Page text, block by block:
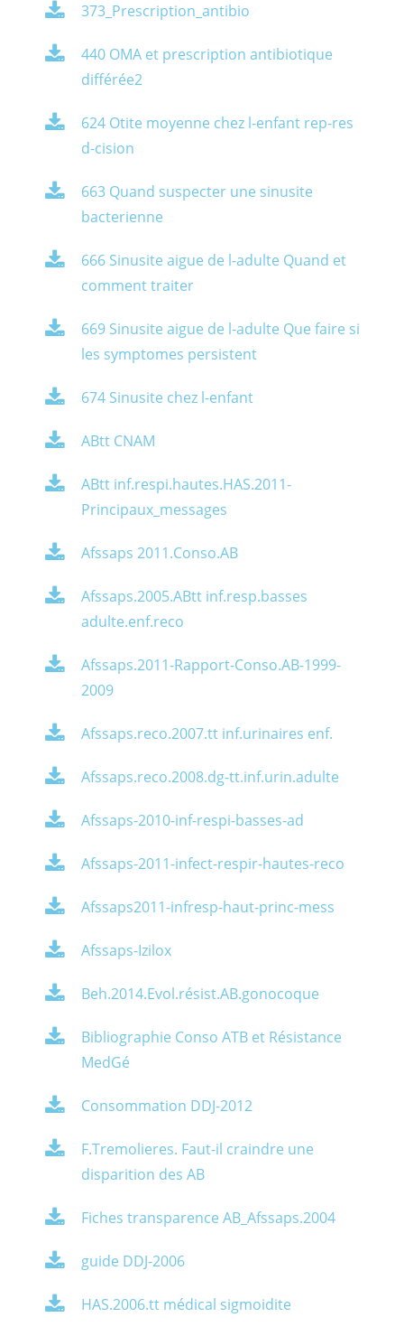
373_Prescription_antibio
440 OMA et prescription antibiotique
différée2
624 Otite moyenne chez l-enfant rep-res
d-cision
663 Quand suspecter une sinusite
bacterienne
666 Sinusite aigue de l-adulte Quand et
comment traiter
669 Sinusite aigue de l-adulte Que faire si
les symptomes persistent
674 Sinusite chez l-enfant
ABtt CNAM
ABtt inf.respi.hautes.HAS.2011-
Principaux_messages
Afssaps 2011.Conso.AB
Afssaps.2005.ABtt inf.resp.basses
adulte.enf.reco
Afssaps.2011-Rapport-Conso.AB-1999-
2009
Afssaps.reco.2007.tt inf.urinaires enf.
Afssaps.reco.2008.dg-tt.inf.urin.adulte
Afssaps-2010-inf-respi-basses-ad
Afssaps-2011-infect-respir-hautes-reco
Afssaps2011-infresp-haut-princ-mess
Afssaps-Izilox
Beh.2014.Evol.résist.AB.gonocoque
Bibliographie Conso ATB et Résistance
MedGé
Consommation DDJ-2012
F.Tremolieres. Faut-il craindre une
disparition des AB
Fiches transparence AB_Afssaps.2004
guide DDJ-2006
HAS.2006.tt médical sigmoidite